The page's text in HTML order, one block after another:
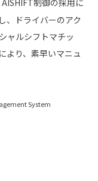
制御の採用に
、ドライバーのアク
ャルシフトマチッ
より、素早いマニュ
System